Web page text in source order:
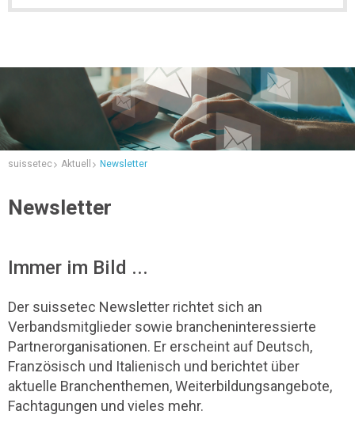
suissetec Aktuell Newsletter
Newsletter
Immer im Bild ...
Der suissetec Newsletter richtet sich an
Verbandsmitglieder sowie brancheninteressierte
Partnerorganisationen. Er erscheint auf Deutsch,
Französisch und Italienisch und berichtet über
aktuelle Branchenthemen, Weiterbildungsangebote,
Fachtagungen und vieles mehr.